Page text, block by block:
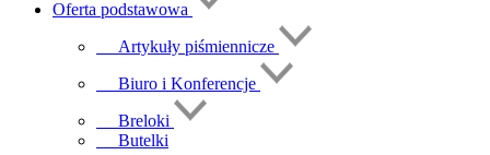
Oferta podstawowa
Artykuły piśmiennicze
Biuro i Konferencje
Breloki
Butelki